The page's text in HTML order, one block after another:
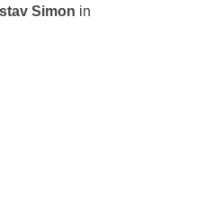
Simon in